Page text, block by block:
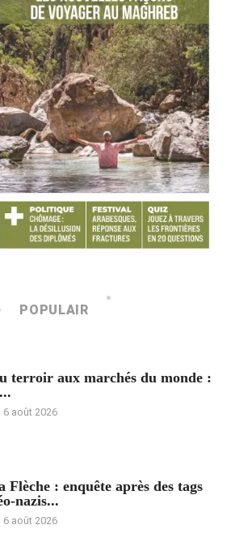
POPULAIR
terroir aux marchés du monde :
6 août 2026
Flèche : enquête après des tags
nazis...
6 août 2026